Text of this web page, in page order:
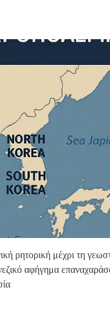
ρητορική μέχρι τη
αφήγημα